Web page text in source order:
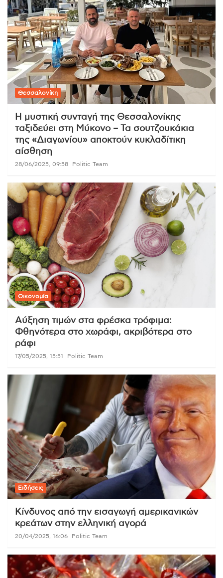
Θεσσαλονίκη
Η μυστική συνταγή της Θεσσαλονίκης
ταξιδεύει στη Μύκονο – Τα σουτζουκάκια
της «Διαγωνίου» αποκτούν κυκλαδίτικη
αίσθηση
28/06/2025, 09:58 Politic Team
Οικονομία
Αύξηση τιμών στα φρέσκα τρόφιμα:
Φθηνότερα στο χωράφι, ακριβότερα στο
ράφι
17/05/2025, 15:51 Politic Team
Ειδήσεις
Κίνδυνος από την εισαγωγή αμερικανικών
κρεάτων στην ελληνική αγορά
20/04/2025, 16:06 Politic Team